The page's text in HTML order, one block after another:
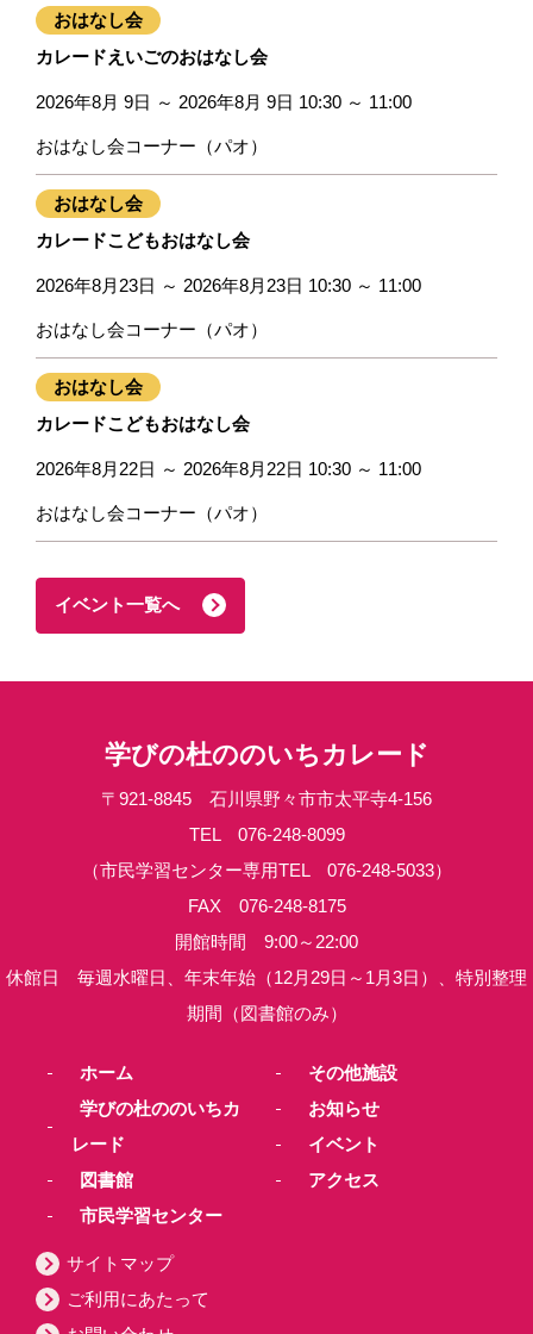
おはなし会
カレードえいごのおはなし会
2026年8月 9日 ～ 2026年8月 9日 10:30 ～ 11:00
おはなし会コーナー（パオ）
おはなし会
カレードこどもおはなし会
2026年8月23日 ～ 2026年8月23日 10:30 ～ 11:00
おはなし会コーナー（パオ）
おはなし会
カレードこどもおはなし会
2026年8月22日 ～ 2026年8月22日 10:30 ～ 11:00
おはなし会コーナー（パオ）
イベント一覧へ
学びの杜ののいちカレード
〒921-8845 石川県野々市市太平寺4-156
TEL 076-248-8099
（市民学習センター専用TEL 076-248-5033）
FAX 076-248-8175
開館時間 9:00～22:00
休館日 毎週水曜日、年末年始（12月29日～1月3日）、特別整理
期間（図書館のみ）
ホーム
学びの杜ののいちカ
レード
図書館
市民学習センター
その他施設
お知らせ
イベント
アクセス
サイトマップ
ご利用にあたって